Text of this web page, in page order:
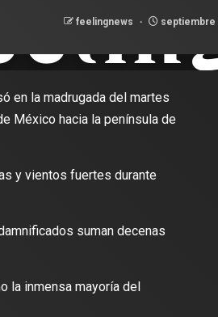
feelingnews septiembre
en la madrugada del martes
México hacia la península de
y vientos fuertes durante
suman decenas
la inmensa mayoría del